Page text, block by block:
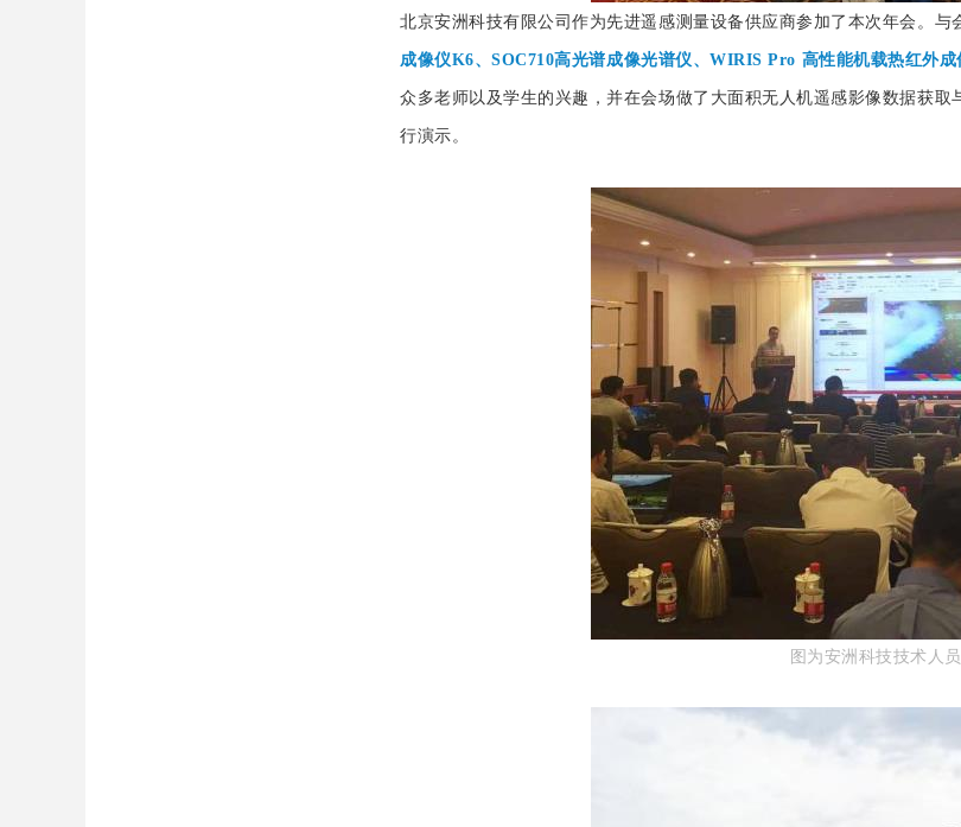
北京安洲科技有限公司作为先进遥感测量设备供应商参加了本次年会。与
成像仪K6、SOC710高光谱成像光谱仪、WIRIS Pro 高性能机载热红外成
众多老师以及学生的兴趣，并在会场做了大面积无人机遥感影像数据获
行演示。
图为安洲科技技术人